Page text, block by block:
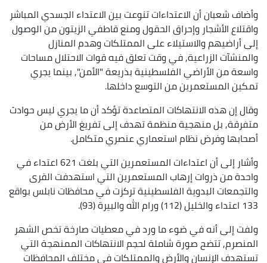
وأضاف شعبان أن الاعتداءات تنوعت بين الاعتداء الجسدي المباشر
واقتلاع الأشجار وإحراق الحقول ومنع قاطفي الزيتون من الوصول
إلى أراضيهم والاستيلاء على الممتلكات وهدم المنازل
والمنشآت الزراعية, في وقت تعلق فيه قوات الاحتلال مساحات
واسعة من الأراضي الفلسطينية بذريعة "الأمن", بينما يجري
تمكين المستعمرين من التوسع داخلها.
وقال إن هذه الانتهاكات المتصاعدة تؤكد أن ما يجري ليس حوادث
متفرقة, بل منهجية منظمة تهدف إلى تفريغ الأرض من
أصحابها وفرض نظام استعماري عنصري متكامل.
وأشار إلى أن اعتداءات المستعمرين التي بلغت 621 اعتداء في
واحدة من ذروات إرهاب المستعمرين التي استهدفت القرى
والتجمعات البدوية الفلسطينية تركزت في محافظات نابلس بواقع
133 اعتداء والخليل (112) ورام الله والبيرة (93).
ولفت إلى أنه في ضوء ما ورد في معطيات صارخة تخص الشهر
المنصرم, تتضح صورة شاملة لحجم الانتهاكات الممنهجة التي
تستهدف الإنسان والأرض والممتلكات في مختلف المحافظات